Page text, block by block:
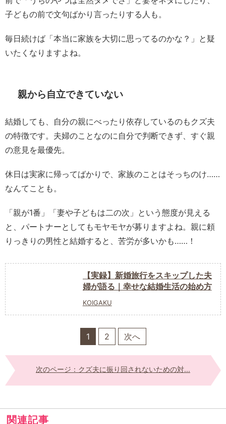
子どもの前で文句ばかり言ったりする人も。
毎日続けば「本当に家族を大切に思ってるのかな？」と疑
いたくなりますよね。
親から自立できていない
結婚しても、自分の親にべったり依存しているのもクズ夫
の特徴です。夫婦のことなのに自分で判断できず、すぐ親
の意見を最優先。
休日は実家に帰ってばかりで、家族のことはそっちのけ……
なんてことも。
「親が1番」「妻や子どもは二の次」という態度が見える
と、パートナーとしてもモヤモヤが募りますよね。親に頼
りっきりの男性と結婚すると、苦労が多いかも……！
【実録】新婚旅行をスキップした夫
婦が語る｜幸せな結婚生活の始め方
KOIGAKU
1 2 次へ
次のページ：クズ夫に振り回されないための対...
関連記事